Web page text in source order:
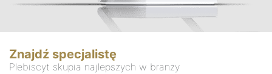
Znajdź specjalistę
Plebiscyt skupia najlepszych w branży